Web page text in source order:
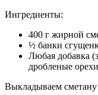
Ингредиенты:
400 г жирной
½ банки
Любая добавка
дробленые
Выкладываем